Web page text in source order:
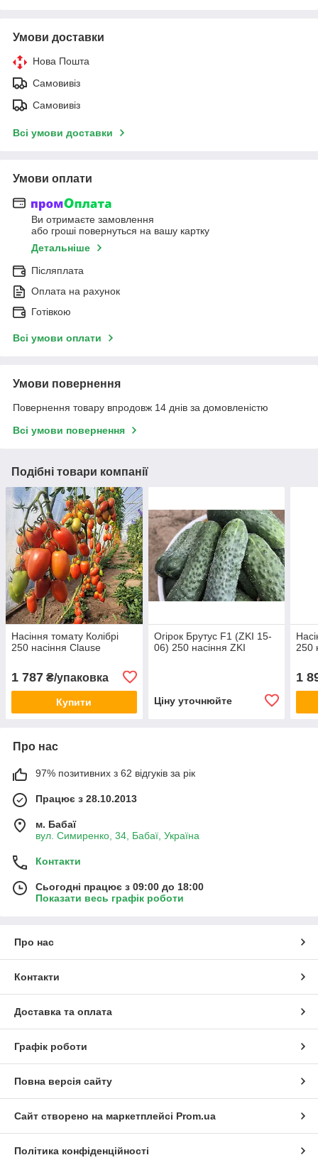
Умови доставки
Нова Пошта
Самовивіз
Самовивіз
Всі умови доставки
Умови оплати
Ви отримаєте замовлення
або гроші повернуться на вашу картку
Детальніше
Післяплата
Оплата на рахунок
Готівкою
Всі умови оплати
Умови повернення
Повернення товару впродовж 14 днів за домовленістю
Всі умови повернення
Подібні товари компанії
Насіння томату Колібрі
250 насіння Clause
1 787 ₴/упаковка
Купити
Огірок Брутус F1 (ZKI 15-
06) 250 насіння ZKI
Ціну уточнюйте
250
1
Про нас
97% позитивних з 62 відгуків за рік
Працює з 28.10.2013
м. Бабаї
вул. Симиренко, 34, Бабаї, Україна
Контакти
Сьогодні працює з 09:00 до 18:00
Показати весь графік роботи
Про нас
Контакти
Доставка та оплата
Графік роботи
Повна версія сайту
Сайт створено на маркетплейсі Prom.ua
Політика конфіденційності